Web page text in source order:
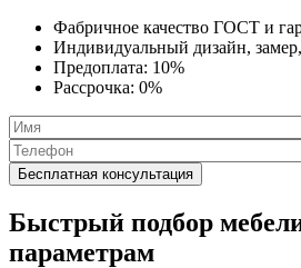
Фабричное качество ГОСТ и
Индивидуальный дизайн, замер,
Предоплата: 10%
Рассрочка: 0%
Быстрый подбор
параметрам